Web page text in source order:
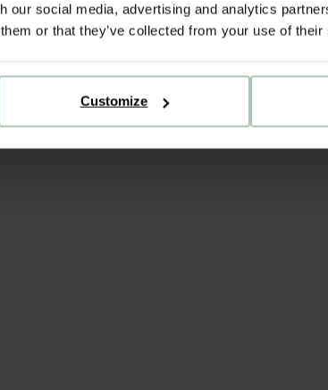
our social media, advertising and analytics
or that they’ve collected from your use of
Customize